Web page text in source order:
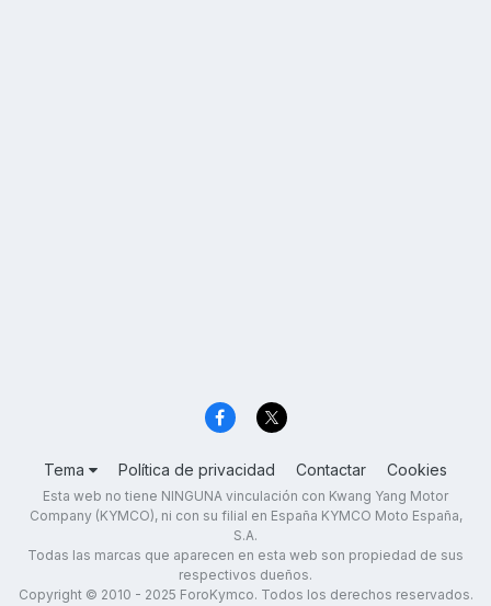
Tema Política de privacidad Contactar Cookies
Esta web no tiene NINGUNA vinculación con Kwang Yang Motor
Company (KYMCO), ni con su filial en España KYMCO Moto España,
S.A.
Todas las marcas que aparecen en esta web son propiedad de sus
respectivos dueños.
Copyright © 2010 - 2025 ForoKymco. Todos los derechos reservados.